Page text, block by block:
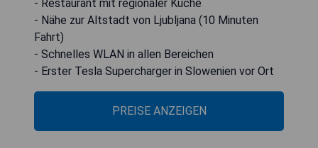
- Restaurant mit regionaler Küche
- Nähe zur Altstadt von Ljubljana (10 Minuten
Fahrt)
- Schnelles WLAN in allen Bereichen
- Erster Tesla Supercharger in Slowenien vor Ort
PREISE ANZEIGEN